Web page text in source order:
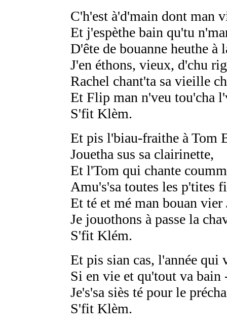
C'h'est à'd'main dont man
Et j'espèthe bain qu'tu
D'ête de bouanne heuthe à
J'en éthons, vieux, d'chu
Rachel chant'ta sa vieille
Et Flip man n'veu tou'cha
S'fit Klèm.
Et pis l'biau-fraithe à Tom
Jouetha sus sa clairinette,
Et l'Tom qui chante
Amu's'sa toutes les p'tites
Et té et mé man bouan vier
Je jouothons à passe la
S'fit Klém.
Et pis sian cas, l'année qui
Si en vie et qu'tout va bain
Je's'sa siès té pour le
S'fit Klèm.